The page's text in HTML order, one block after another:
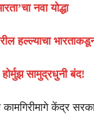
नवा योद्धा
हल्ल्याचा
सामुद्रधुनी बंद!
कामगिरीमागे केंद्र